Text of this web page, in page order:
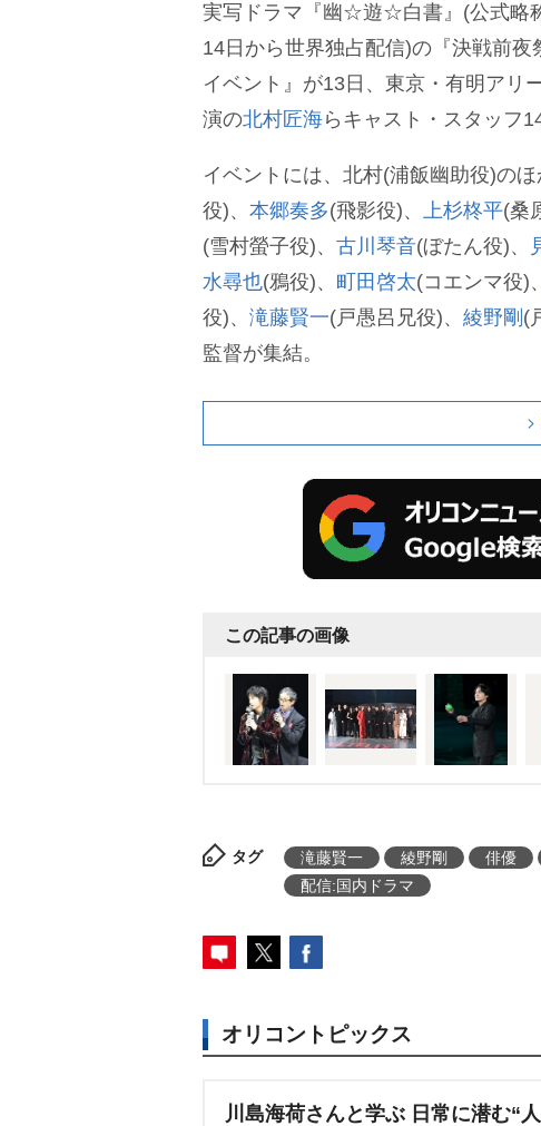
実写ドラマ『幽☆遊☆白書』(公式略
14日から世界独占配信)の『決戦前夜
イベント』が13日、東京・有明アリ
演の北村匠海らキャスト・スタッフ
イベントには、北村(浦飯幽助役)のほ
役)、 本郷奏多(飛影役)、 上杉柊平(桑
(雪村螢子役)、 古川琴音(ぼたん役)、
水尋也(鴉役)、 町田啓太(コエンマ役)、
役)、 滝藤賢一(戸愚呂兄役)、 綾野剛 (
監督が集結。
この記事の画像
タグ 滝藤賢一 綾野剛 俳優
配信:国内ドラマ
オリコントピックス
川島海荷さんと学ぶ 日常に潜む“